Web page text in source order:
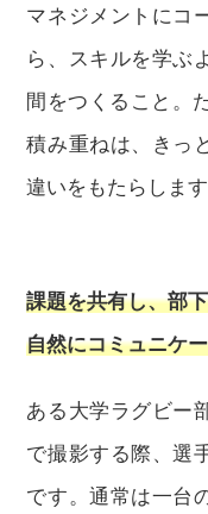
マネジメントにコ
ら、スキルを学ぶ
間をつくること。
積み重ねは、きっ
違いをもたらします
課題を共有し、部
自然にコミュニケ
ある大学ラグビー
で撮影する際、選
です。通常は一台